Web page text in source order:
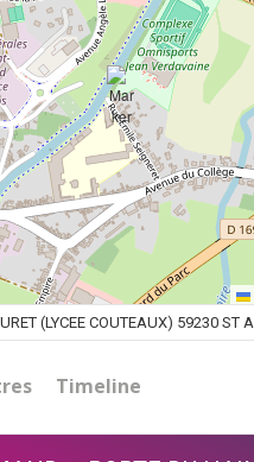
(LYCEE COUTEAUX) 59230 ST
Timeline